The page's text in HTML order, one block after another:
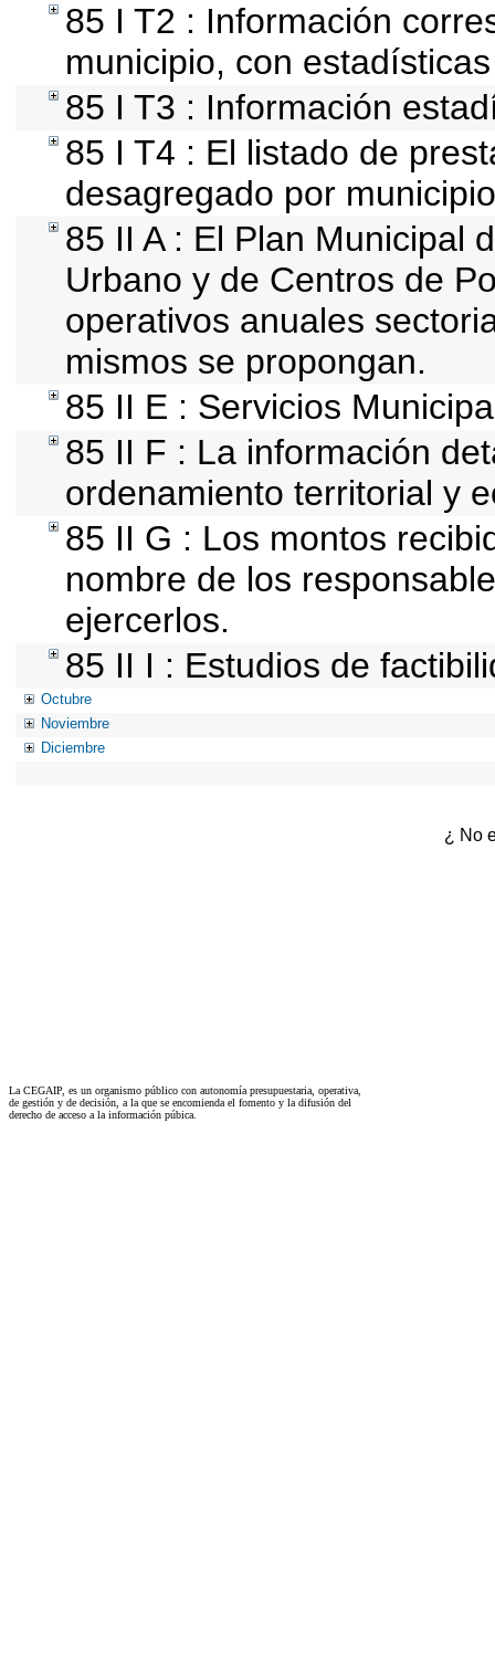
85 I T2 : Información
municipio, con
85 I T3 : Información
85 I T4 : El listado de
desagregado por
85 II A : El Plan Municipal
Urbano y de Centros de
operativos anuales
mismos se propongan.
85 II E : Servicios
85 II F : La información
ordenamiento territorial y
85 II G : Los montos
nombre de los
ejercerlos.
85 II I : Estudios de
Octubre
Noviembre
Diciembre
¿ No
La CEGAIP, es un organismo público con autonomía presupuestaria, operativa,
de gestión y de decisión, a la que se encomienda el fomento y la difusión del
derecho de acceso a la información púbica.